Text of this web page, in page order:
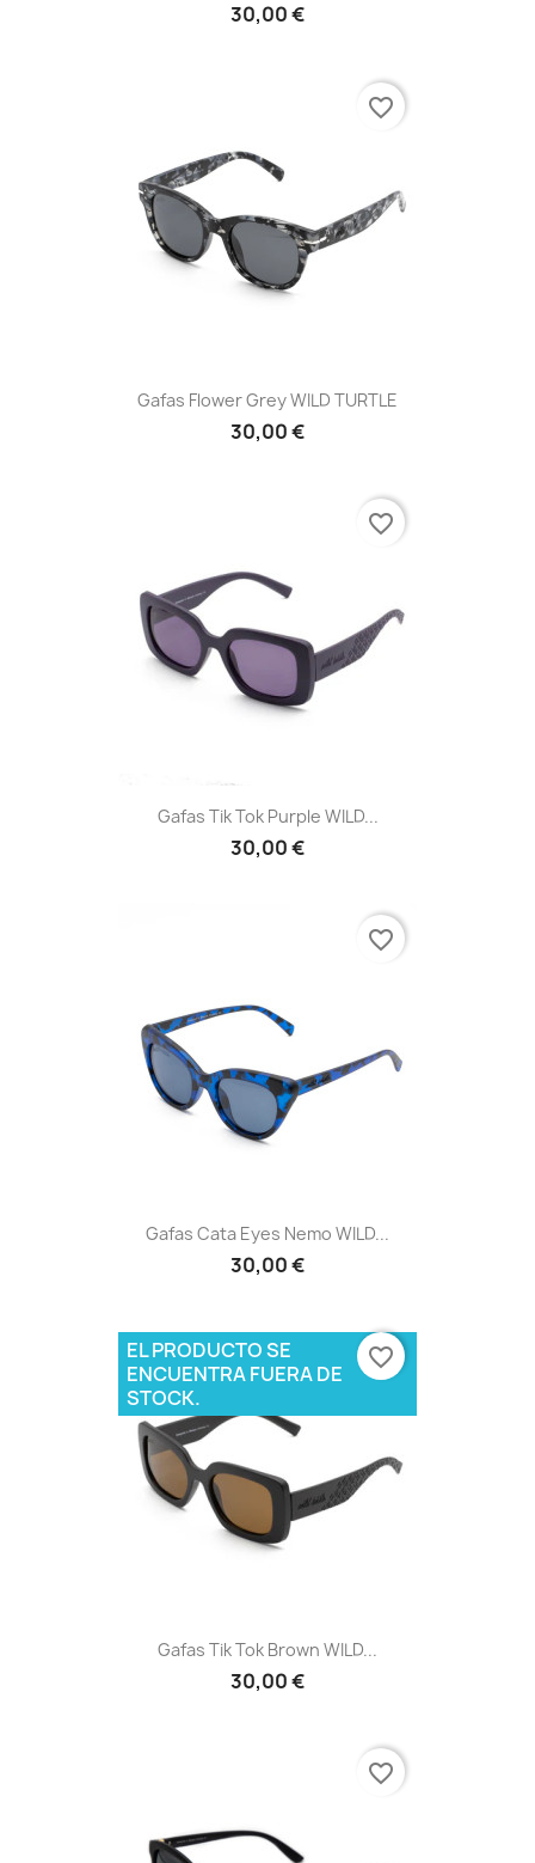
30,00 €
Gafas Flower Grey WILD TURTLE
30,00 €
favorite_border
Gafas Tik Tok Purple WILD...
30,00 €
favorite_border
Gafas Cata Eyes Nemo WILD...
30,00 €
favorite_border
Gafas Tik Tok Brown WILD...
30,00 €
EL PRODUCTO SE
ENCUENTRA FUERA DE
STOCK.
favorite_border
favorite_border